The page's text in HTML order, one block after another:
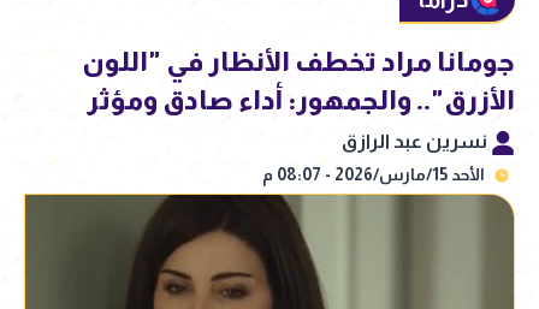
جومانا مراد تخطف الأنظار في "اللون
الأزرق".. والجمهور: أداء صادق ومؤثر
نسرين عبد الرازق
الأحد 15/مارس/2026 - 08:07 م